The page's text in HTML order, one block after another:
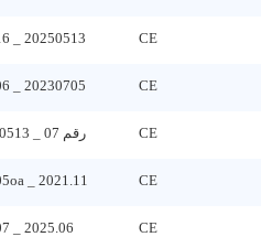
_ 20250513 CE
_ 20230705 CE
رقم 07 _ 20250513 CE
_ 2021.11 CE
_ 2025.06 CE